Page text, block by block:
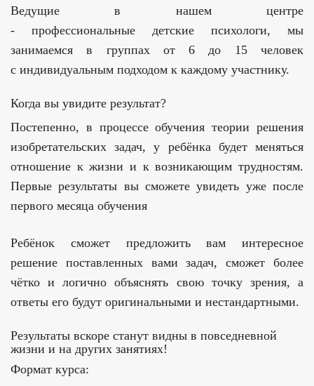
Ведущие в нашем центре
- профессиональные детские психологи, мы
занимаемся в группах от 6 до 15 человек
с индивидуальным подходом к каждому участнику.
Когда вы увидите результат?
Постепенно, в процессе обучения теории решения
изобретательских задач, у ребёнка будет меняться
отношение к жизни и к возникающим трудностям.
Первые результаты вы сможете увидеть уже после
первого месяца обучения
Ребёнок сможет предложить вам интересное
решение поставленных вами задач, сможет более
чётко и логично объяснять свою точку зрения, а
ответы его будут оригинальными и нестандартными.
Результаты вскоре станут видны в повседневной
жизни и на других занятиях!
Формат курса: